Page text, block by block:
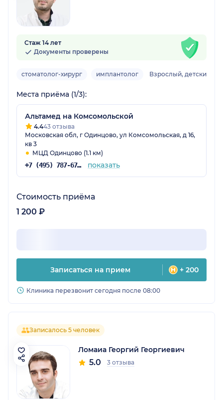
Стаж 14 лет
Документы проверены
стоматолог-хирург имплантолог Взрослый, детский
Места приёма (1/3):
Альтамед на Комсомольской
4.443 отзыва
Московская обл, г Одинцово, ул Комсомольская, д 16,
кв 3
МЦД Одинцово (1.1 км)
+7 (495) 787-67-37 показать
Стоимость приёма
1 200 ₽
Записаться на прием + 200
Клиника перезвонит сегодня после 08:00
Записалось 5 человек
Ломаиа Георгий Георгиевич
5.0 3 отзыва